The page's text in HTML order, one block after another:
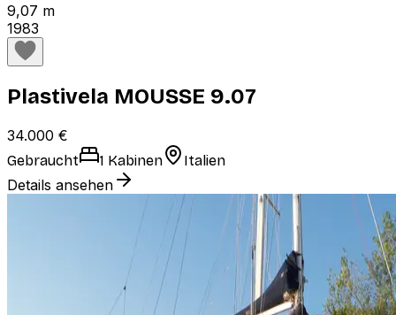
9,07 m
1983
Plastivela MOUSSE 9.07
34.000 €
Gebraucht 1 Kabinen Italien
Details ansehen